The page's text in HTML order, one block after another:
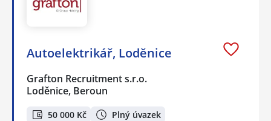
Autoelektrikář, Loděnice
Grafton Recruitment s.r.o.
Loděnice, Beroun
50 000 Kč Plný úvazek